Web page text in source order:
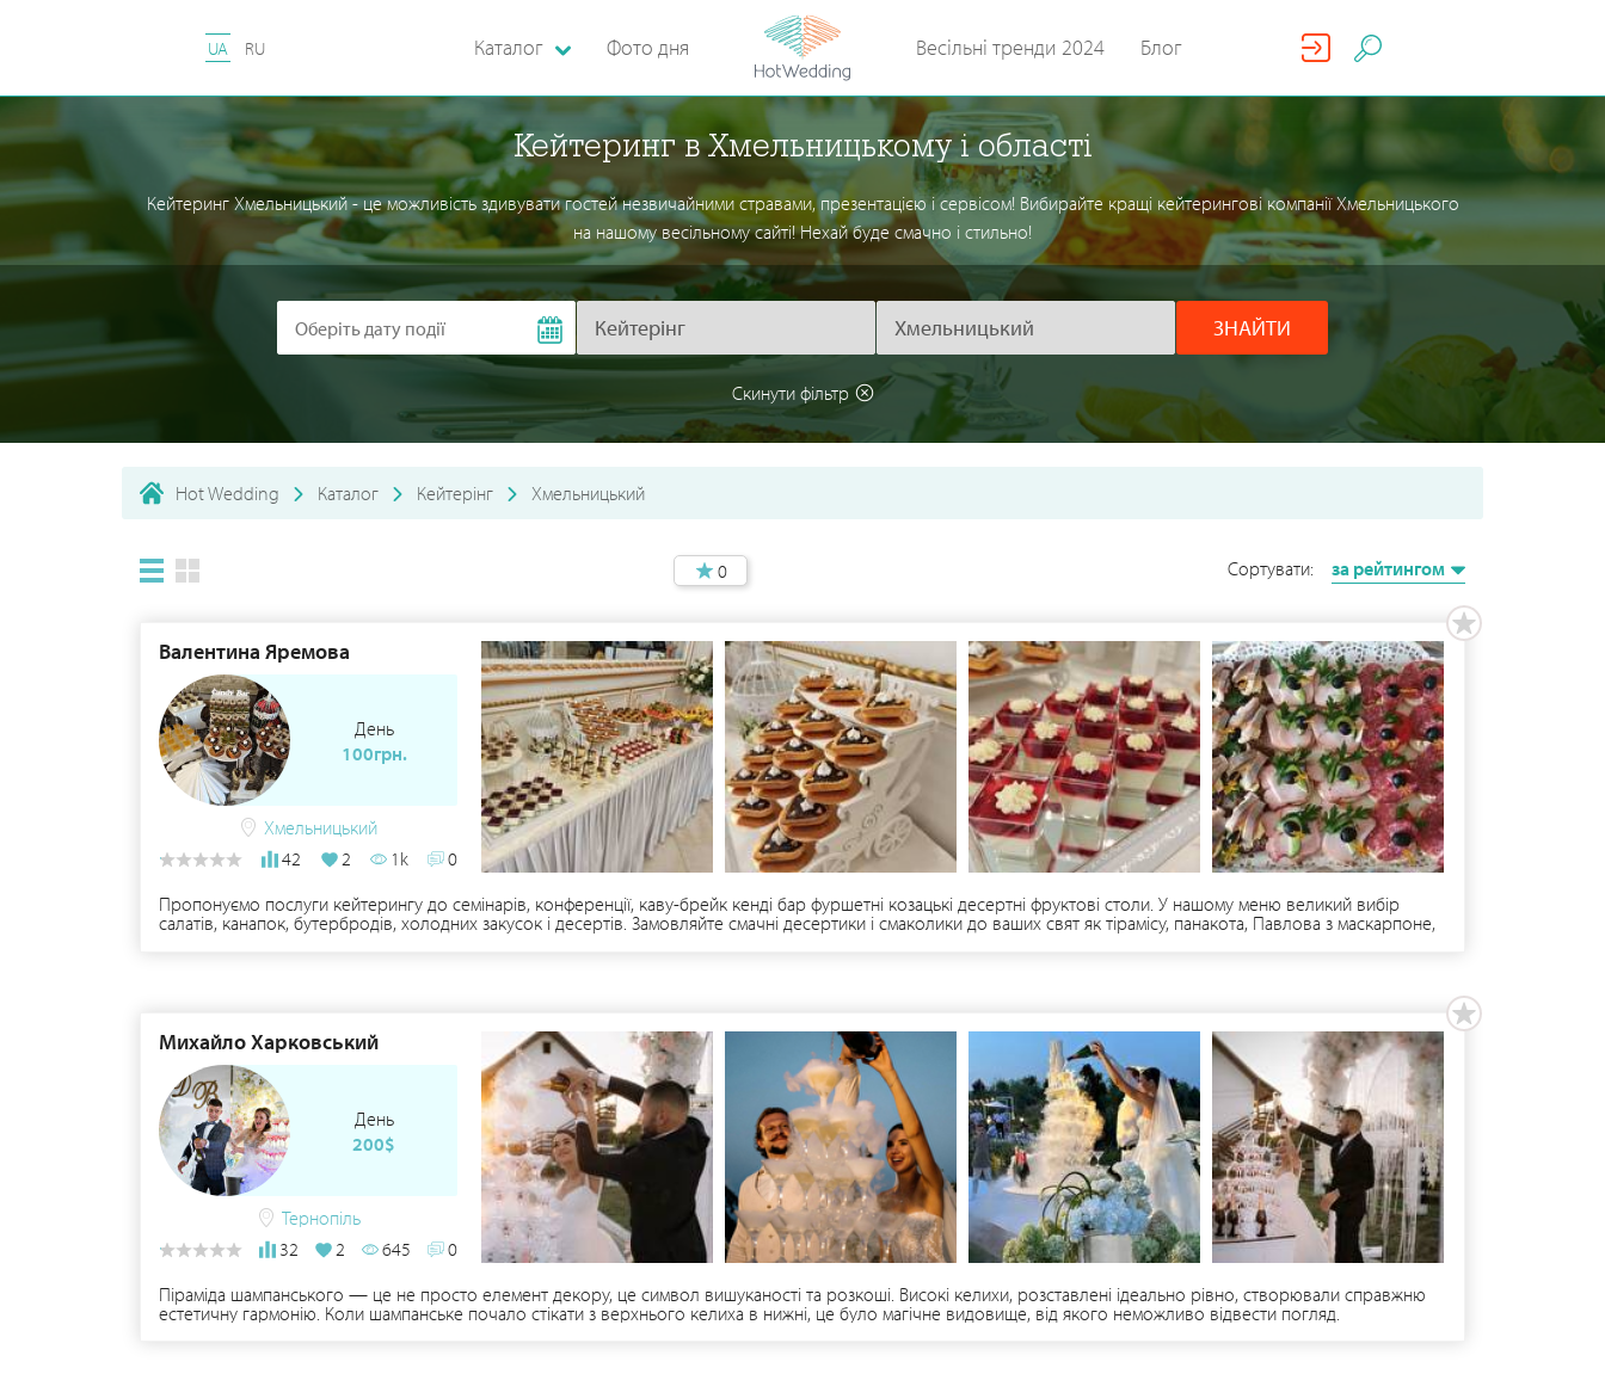
UA RU Каталог Фото дня Весільні тренди 2024 Блог
Кейтеринг в Хмельницькому і області
Кейтеринг Хмельницький - це можливість здивувати гостей незвичайними стравами, презентацією і сервісом! Вибирайте кращі кейтерингові компанії Хмельницького
на нашому весільному сайті! Нехай буде смачно і стильно!
ЗНАЙТИ
Скинути фільтр
Hot Wedding Каталог Кейтерінг Хмельницький
0 Сортувати: за рейтингом
Валентина Яремова
День
100грн.
Хмельницький
42
2 1k
0
Пропонуємо послуги кейтерингу до семінарів, конференції, каву-брейк кенді бар фуршетні козацькі десертні фруктові столи. У нашому меню великий вибір
салатів, канапок, бутербродів, холодних закусок і десертів. Замовляйте смачні десертики і смаколики до ваших свят як тірамісу, панакота, Павлова з маскарпоне,
Михайло Харковський
День
200$
Тернопіль
32
2 645
0
Піраміда шампанського — це не просто елемент декору, це символ вишуканості та розкоші. Високі келихи, розставлені ідеально рівно, створювали справжню
естетичну гармонію. Коли шампанське почало стікати з верхнього келиха в нижні, це було магічне видовище, від якого неможливо відвести погляд.